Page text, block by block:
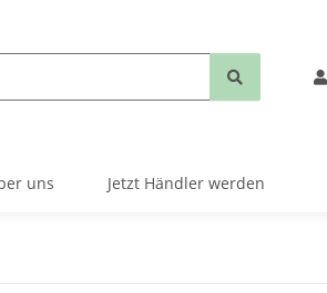
uns Jetzt Händler werden